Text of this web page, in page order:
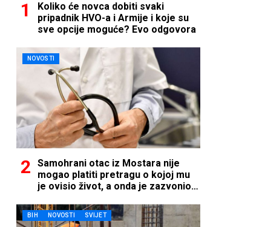
Koliko će novca dobiti svaki
pripadnik HVO-a i Armije i koje su
sve opcije moguće? Evo odgovora
NOVOSTI
Samohrani otac iz Mostara nije
mogao platiti pretragu o kojoj mu
je ovisio život, a onda je zazvonio
BIH NOVOSTI SVIJET